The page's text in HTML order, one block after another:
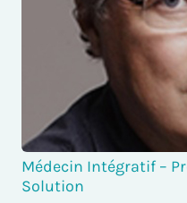
Médecin Intégratif –
Solution